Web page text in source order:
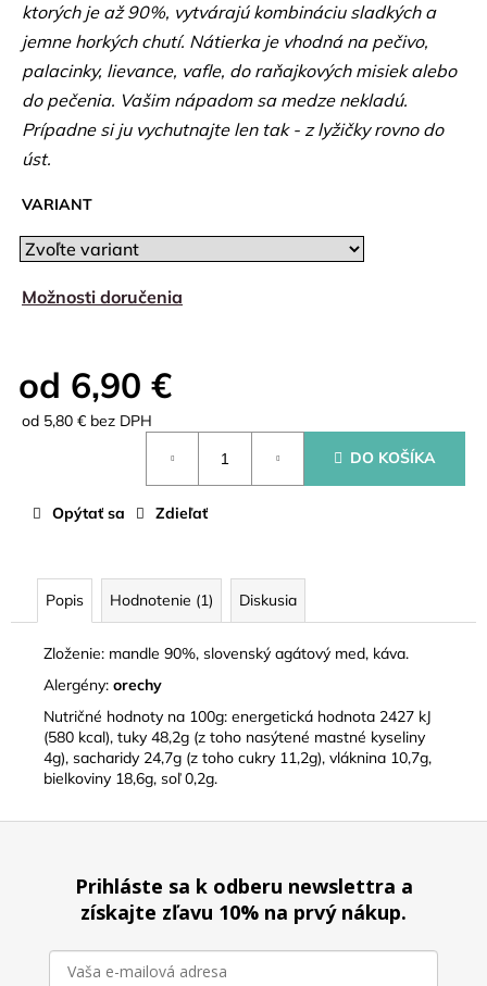
ktorých je až 90%, vytvárajú kombináciu sladkých a
jemne horkých chutí. Nátierka je vhodná na pečivo,
palacinky, lievance, vafle, do raňajkových misiek alebo
do pečenia. Vašim nápadom sa medze nekladú.
Prípadne si ju vychutnajte len tak - z lyžičky rovno do
úst.
VARIANT
Možnosti doručenia
od 6,90 €
od 5,80 € bez DPH
DO KOŠÍKA
Opýtať sa Zdieľať
Popis Hodnotenie (1) Diskusia
Zloženie: mandle 90%, slovenský agátový med, káva.
Alergény: orechy
Nutričné hodnoty na 100g: energetická hodnota 2427 kJ
(580 kcal), tuky 48,2g (z toho nasýtené mastné kyseliny
4g), sacharidy 24,7g (z toho cukry 11,2g), vláknina 10,7g,
bielkoviny 18,6g, soľ 0,2g.
Prihláste sa k odberu newslettra a
získajte zľavu 10% na prvý nákup.